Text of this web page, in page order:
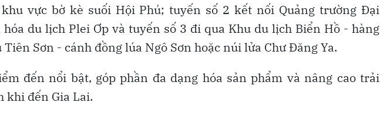
vực bờ kè suối Hội Phú; tuyến số 2 kết nối Quảng trường Đại
du lịch Plei Ơp và tuyến số 3 đi qua Khu du lịch Biển Hồ - hàng
Sơn - cánh đồng lúa Ngô Sơn hoặc núi lửa Chư Đăng Ya.
đến nổi bật, góp phần đa dạng hóa sản phẩm và nâng cao trải
khi đến Gia Lai.